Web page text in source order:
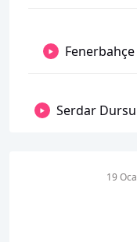
Serdar
19